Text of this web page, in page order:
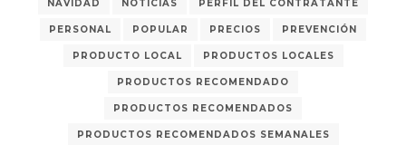
NAVIDAD NOTICIAS PERFIL DEL CONTRATANTE
PERSONAL POPULAR PRECIOS PREVENCIÓN
PRODUCTO LOCAL PRODUCTOS LOCALES
PRODUCTOS RECOMENDADO
PRODUCTOS RECOMENDADOS
PRODUCTOS RECOMENDADOS SEMANALES